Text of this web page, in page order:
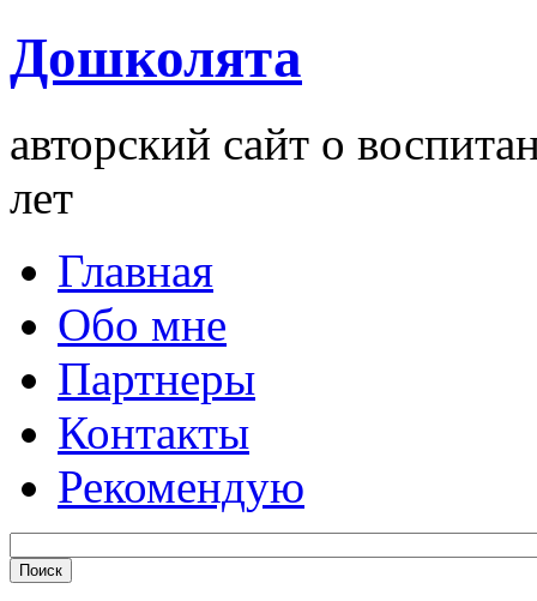
Дошколята
авторский сайт о
лет
Главная
Обо мне
Партнеры
Контакты
Рекомендую